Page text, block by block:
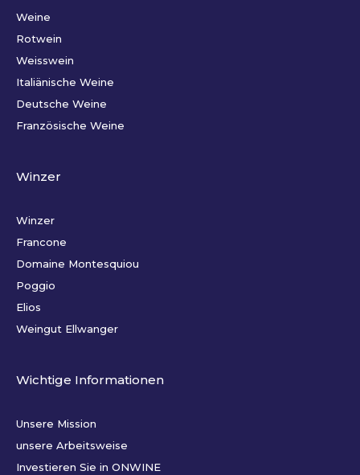
Weine
Rotwein
Weisswein
Italiänische Weine
Deutsche Weine
Französische Weine
Winzer
Winzer
Francone
Domaine Montesquiou
Poggio
Elios
Weingut Ellwanger
Wichtige Informationen
Unsere Mission
unsere Arbeitsweise
Investieren Sie in ONWINE